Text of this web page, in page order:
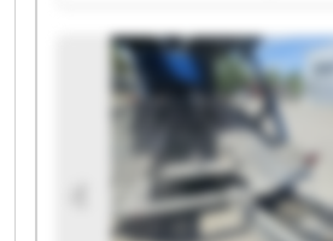
Vermietung GmbH Robert Handel
GmbH Robert Handel +
Handel + Vermietung GmbH
Vermietung GmbH Robert Handel
GmbH Robert Handel + Vermietung
Handel + Vermietung GmbH Robert
Vermietung GmbH Robert Handel +
GmbH Robert Handel +
Handel + Vermietung GmbH